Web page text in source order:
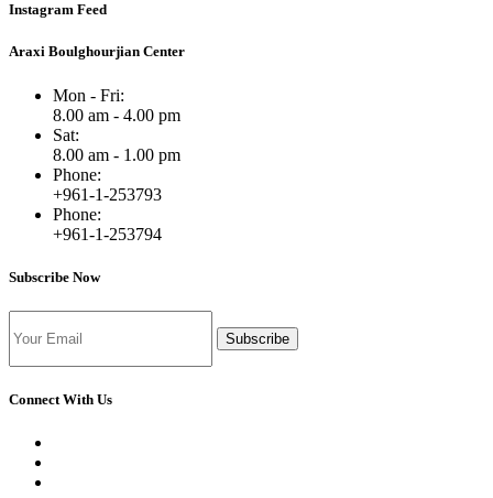
Instagram Feed
Araxi Boulghourjian Center
Mon - Fri:
8.00 am - 4.00 pm
Sat:
8.00 am - 1.00 pm
Phone:
+961-1-253793
Phone:
+961-1-253794
Subscribe Now
Subscribe
Connect With Us